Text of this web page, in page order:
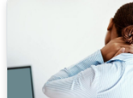
syndrome diperkirakan
sekitar 10% populasi, dan